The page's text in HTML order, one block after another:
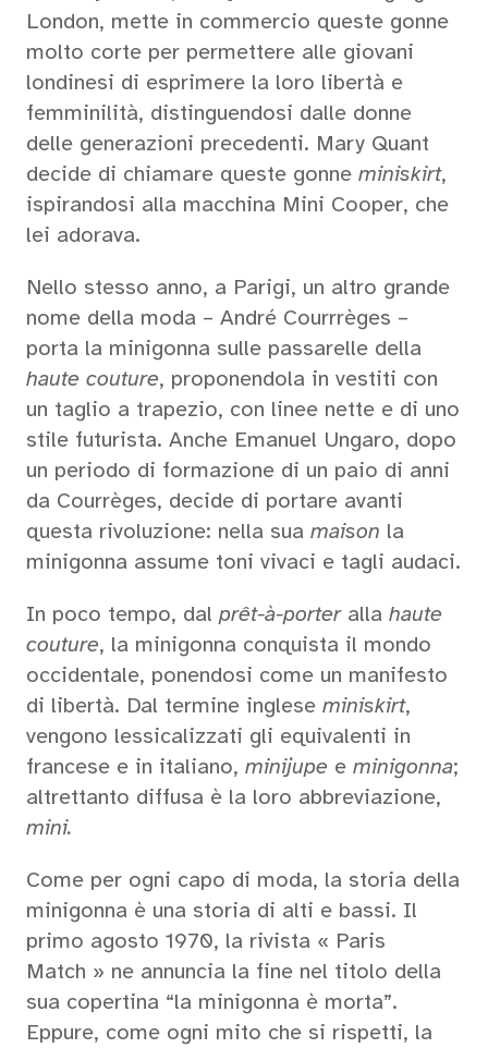
London, mette in commercio queste gonne
molto corte per permettere alle giovani
londinesi di esprimere la loro libertà e
femminilità, distinguendosi dalle donne
delle generazioni precedenti. Mary Quant
decide di chiamare queste gonne miniskirt,
ispirandosi alla macchina Mini Cooper, che
lei adorava.
Nello stesso anno, a Parigi, un altro grande
nome della moda – André Courrrèges –
porta la minigonna sulle passarelle della
haute couture, proponendola in vestiti con
un taglio a trapezio, con linee nette e di uno
stile futurista. Anche Emanuel Ungaro, dopo
un periodo di formazione di un paio di anni
da Courrèges, decide di portare avanti
questa rivoluzione: nella sua maison la
minigonna assume toni vivaci e tagli audaci.
In poco tempo, dal prêt-à-porteralla haute
couture, la minigonna conquista il mondo
occidentale, ponendosi come un manifesto
di libertà. Dal termine inglese miniskirt,
vengono lessicalizzati gli equivalenti in
francese e in italiano, minijupe e minigonna;
altrettanto diffusa è la loro abbreviazione,
mini.
Come per ogni capo di moda, la storia della
minigonna è una storia di alti e bassi. Il
primo agosto 1970, la rivista « Paris
Match » ne annuncia la fine nel titolo della
sua copertina “la minigonna è morta”.
Eppure, come ogni mito che si rispetti, la